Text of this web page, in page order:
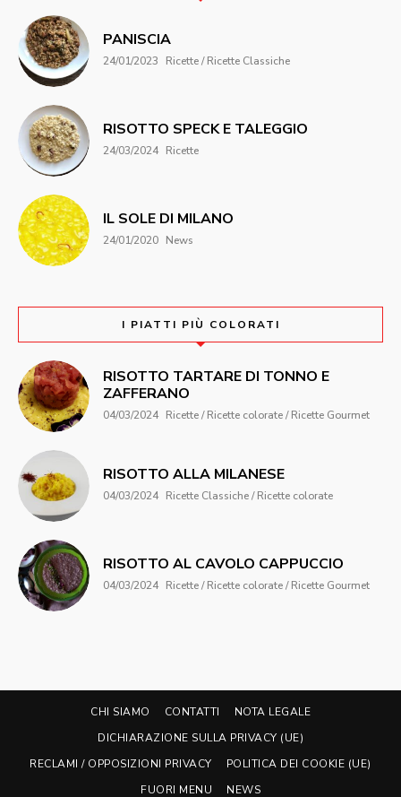
PANISCIA
24/01/2023 Ricette / Ricette Classiche
RISOTTO SPECK E TALEGGIO
24/03/2024 Ricette
IL SOLE DI MILANO
24/01/2020 News
I PIATTI PIÙ COLORATI
RISOTTO TARTARE DI TONNO E
ZAFFERANO
04/03/2024 Ricette / Ricette colorate / Ricette Gourmet
RISOTTO ALLA MILANESE
04/03/2024 Ricette Classiche / Ricette colorate
RISOTTO AL CAVOLO CAPPUCCIO
04/03/2024 Ricette / Ricette colorate / Ricette Gourmet
CHI SIAMO CONTATTI
NOTA LEGALE
DICHIARAZIONE SULLA PRIVACY (UE)
RECLAMI / OPPOSIZIONI PRIVACY
POLITICA DEI COOKIE (UE)
FUORI MENU
NEWS